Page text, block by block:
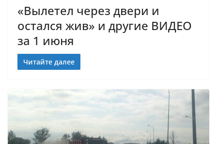
«Вылетел через двери и
остался жив» и другие ВИДЕО
за 1 июня
Читайте далее